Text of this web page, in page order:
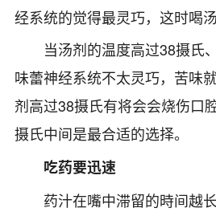
经系统的觉得最灵巧，这时喝
当汤剂的温度高过38摄氏、
味蕾神经系统不太灵巧，苦味
剂高过38摄氏有将会会烧伤口
摄氏中间是最合适的选择。
吃药要迅速
药汁在嘴中滞留的時间越长